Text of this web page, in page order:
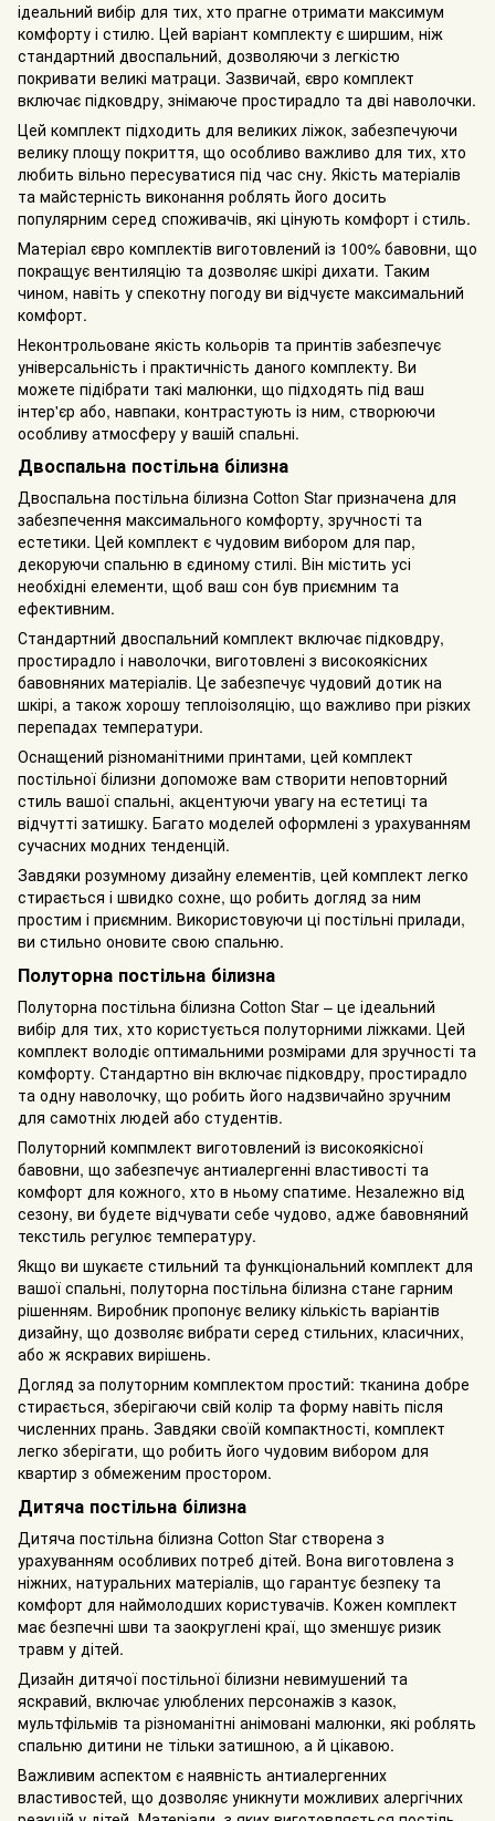
ідеальний вибір для тих, хто прагне отримати максимум
комфорту і стилю. Цей варіант комплекту є ширшим, ніж
стандартний двоспальний, дозволяючи з легкістю
покривати великі матраци. Зазвичай, євро комплект
включає підковдру, знімаюче простирадло та дві наволочки.
Цей комплект підходить для великих ліжок, забезпечуючи
велику площу покриття, що особливо важливо для тих, хто
любить вільно пересуватися під час сну. Якість матеріалів
та майстерність виконання роблять його досить
популярним серед споживачів, які цінують комфорт і стиль.
Матеріал євро комплектів виготовлений із 100% бавовни, що
покращує вентиляцію та дозволяє шкірі дихати. Таким
чином, навіть у спекотну погоду ви відчуєте максимальний
комфорт.
Неконтрольоване якість кольорів та принтів забезпечує
універсальність і практичність даного комплекту. Ви
можете підібрати такі малюнки, що підходять під ваш
інтер'єр або, навпаки, контрастують із ним, створюючи
особливу атмосферу у вашій спальні.
Двоспальна постільна білизна
Двоспальна постільна білизна Cotton Star призначена для
забезпечення максимального комфорту, зручності та
естетики. Цей комплект є чудовим вибором для пар,
декоруючи спальню в єдиному стилі. Він містить усі
необхідні елементи, щоб ваш сон був приємним та
ефективним.
Стандартний двоспальний комплект включає підковдру,
простирадло і наволочки, виготовлені з високоякісних
бавовняних матеріалів. Це забезпечує чудовий дотик на
шкірі, а також хорошу теплоізоляцію, що важливо при різких
перепадах температури.
Оснащений різноманітними принтами, цей комплект
постільної білизни допоможе вам створити неповторний
стиль вашої спальні, акцентуючи увагу на естетиці та
відчутті затишку. Багато моделей оформлені з урахуванням
сучасних модних тенденцій.
Завдяки розумному дизайну елементів, цей комплект легко
стирається і швидко сохне, що робить догляд за ним
простим і приємним. Використовуючи ці постільні прилади,
ви стильно оновите свою спальню.
Полуторна постільна білизна
Полуторна постільна білизна Cotton Star – це ідеальний
вибір для тих, хто користується полуторними ліжками. Цей
комплект володіє оптимальними розмірами для зручності та
комфорту. Стандартно він включає підковдру, простирадло
та одну наволочку, що робить його надзвичайно зручним
для самотніх людей або студентів.
Полуторний компмлект виготовлений із високоякісної
бавовни, що забезпечує антиалергенні властивості та
комфорт для кожного, хто в ньому спатиме. Незалежно від
сезону, ви будете відчувати себе чудово, адже бавовняний
текстиль регулює температуру.
Якщо ви шукаєте стильний та функціональний комплект для
вашої спальні, полуторна постільна білизна стане гарним
рішенням. Виробник пропонує велику кількість варіантів
дизайну, що дозволяє вибрати серед стильних, класичних,
або ж яскравих вирішень.
Догляд за полуторним комплектом простий: тканина добре
стирається, зберігаючи свій колір та форму навіть після
численних прань. Завдяки своїй компактності, комплект
легко зберігати, що робить його чудовим вибором для
квартир з обмеженим простором.
Дитяча постільна білизна
Дитяча постільна білизна Cotton Star створена з
урахуванням особливих потреб дітей. Вона виготовлена з
ніжних, натуральних матеріалів, що гарантує безпеку та
комфорт для наймолодших користувачів. Кожен комплект
має безпечні шви та заокруглені краї, що зменшує ризик
травм у дітей.
Дизайн дитячої постільної білизни невимушений та
яскравий, включає улюблених персонажів з казок,
мультфільмів та різноманітні анімовані малюнки, які роблять
спальню дитини не тільки затишною, а й цікавою.
Важливим аспектом є наявність антиалергенних
властивостей, що дозволяє уникнути можливих алергічних